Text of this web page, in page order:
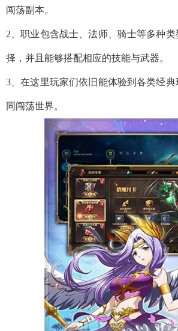
闯荡副本。
2、职业包含战士、法师、骑士等多种
择，并且能够搭配相应的技能与武器。
3、在这里玩家们依旧能体验到各类经
同闯荡世界。